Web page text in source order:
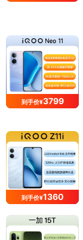
到手价¥3799
到手价¥1360